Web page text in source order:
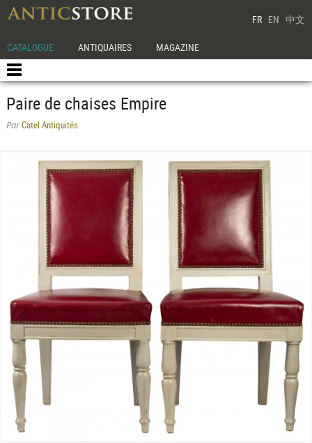
FR EN 中文
CATALOGUE ANTIQUAIRES MAGAZINE
Paire de chaises Empire
ParCatel Antiquités